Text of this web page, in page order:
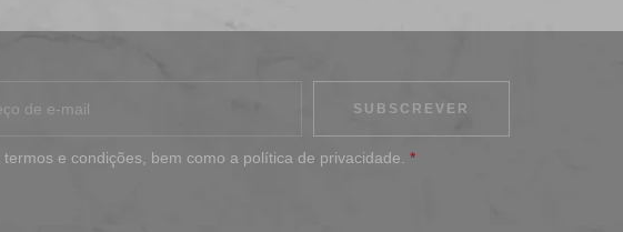
termos e condições , bem como a política de privacidade *